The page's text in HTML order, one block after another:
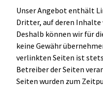
Unser Angebot enthält
Dritter, auf deren Inhalte
Deshalb können wir für
keine Gewähr
verlinkten Seiten ist
Betreiber der Seiten
Seiten wurden zum